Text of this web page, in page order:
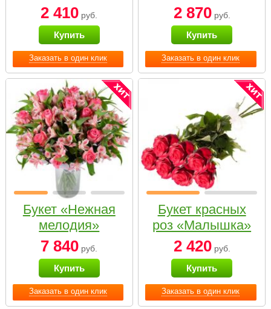
Заказать в один клик
2 410 руб.
Купить
Заказать в один клик
2 870руб.
Купить
Заказать в один клик
Букет «Нежная
мелодия»
7 840 руб.
Купить
Заказать в один клик
Букет красных
роз «Малышка»
2 420руб.
Купить